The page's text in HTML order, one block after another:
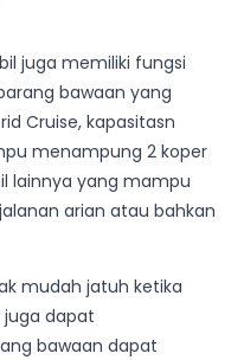
juga memiliki fungsi
bawaan yang
Cruise, kapasitasn
menampung 2 koper
lainnya yang mampu
arian atau bahkan
mudah jatuh ketika
dapat
bawaan dapat